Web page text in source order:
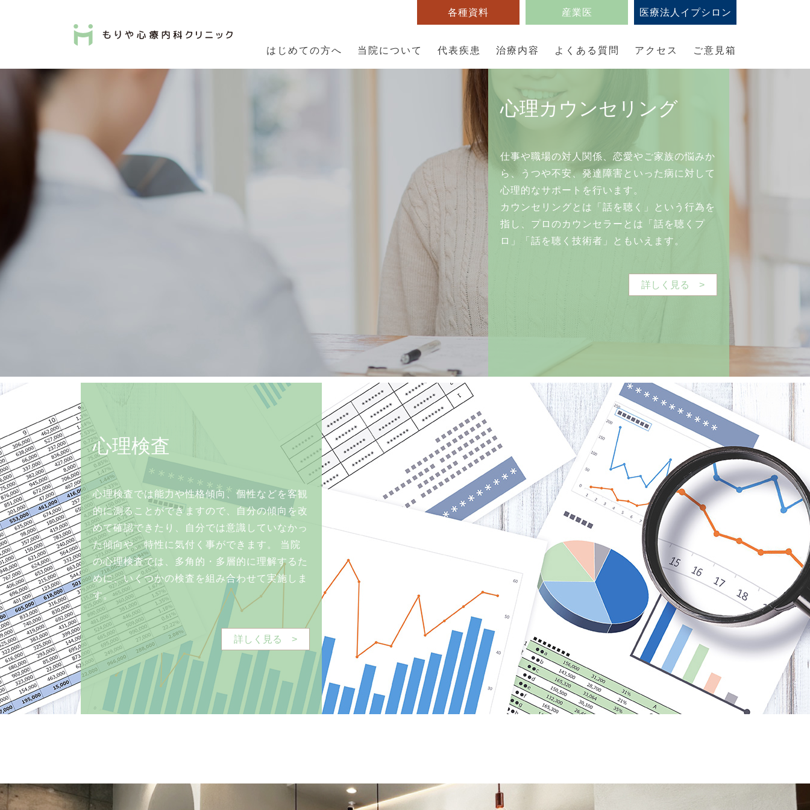
各種資料 産業医 医療法人イプシロン
はじめての方へ 当院について 代表疾患 治療内容 よくある質問 アクセス ご意見箱
仕事や職場の対人関係の悩みから、うつや不安、発達障害といった病に対して、必要に応じて心理検査やカウンセリングで心理的サポートを行えます。
※医師の指示のもと行いますので、心理検査やカウンセリング単体はお受けできません。
心理カウンセリング
仕事や職場の対人関係、恋愛やご家族の悩みか
ら、うつや不安、発達障害といった病に対して
心理的なサポートを行います。
カウンセリングとは「話を聴く」という行為を
指し、プロのカウンセラーとは「話を聴くプ
ロ」「話を聴く技術者」ともいえます。
詳しく見る >
心理検査
心理検査では能力や性格傾向、個性などを客観
的に測ることができますので、自分の傾向を改
めて確認できたり、自分では意識していなかっ
た傾向や、特性に気付く事ができます。 当院
の心理検査では、多角的・多層的に理解するた
めに、いくつかの検査を組み合わせて実施しま
す。
詳しく見る >